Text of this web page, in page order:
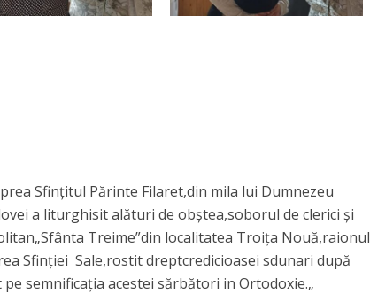
Sfințitul Părinte Filaret,din mila lui Dumnezeu
a liturghisit alături de obștea,soborul de clerici și
Treime”din localitatea Troița Nouă,raionul
Sfinției Sale,rostit dreptcredicioasei sdunari după
semnificația acestei sărbători in Ortodoxie.„